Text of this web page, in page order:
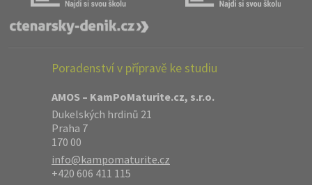
Poradenství v přípravě ke studiu
AMOS – KamPoMaturite.cz, s.r.o.
Dukelských hrdinů 21
Praha 7
170 00
info@kampomaturite.cz
+420 606 411 115